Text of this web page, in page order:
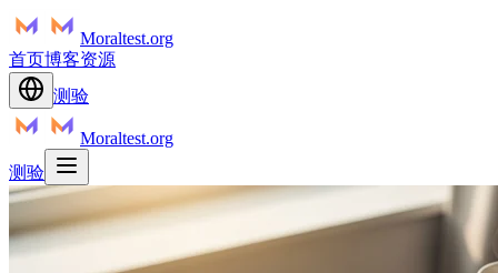
Moraltest.org
首页博客资源
测验
Moraltest.org
测验